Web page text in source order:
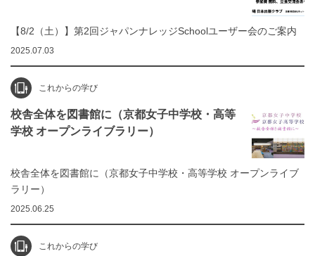
【8/2（土）】第2回ジャパンナレッジSchoolユーザー会のご案内
2025.07.03
これからの学び
校舎全体を図書館に（京都女子中学校・高等
学校 オープンライブラリー）
校舎全体を図書館に（京都女子中学校・高等学校 オープンライブ
ラリー）
2025.06.25
これからの学び